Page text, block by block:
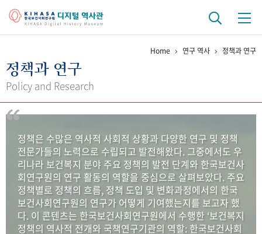
걸어온 길 기관 변천사
연구 역사
정책과 연구 키워드로 보는 연구 역사
연구자들
간행물 변천사
기록물 아카이브
사진 아카이브 문서 기록물 행정박물 영상 기록물
Home 연구 역사 정책과 연구
정책과 연구
Policy and Research
정책은 수많은 역사적 사회적 상황과 다양한 연구 및 정책
전문가들의 노력으로 수립되고 발전해왔다. 그중에서도 우
리나라 보건복지 분야 주요 정책의 발전 단계와 한국보건사
회연구원의 연구 활동의 역할을 중심으로 살펴보았다. 주요
정책별로 정책의 흐름, 정책 도입 및 변화과정에서의 한국
보건사회연구원의 연구가 어떻게 기여했는지를 보고자 했
다. 이 콘텐츠는 한국보건사회연구원에서 수행한 ‘보건복지
정책의 역사적 전개와 국책연구기관의 역할: 한국보건사회